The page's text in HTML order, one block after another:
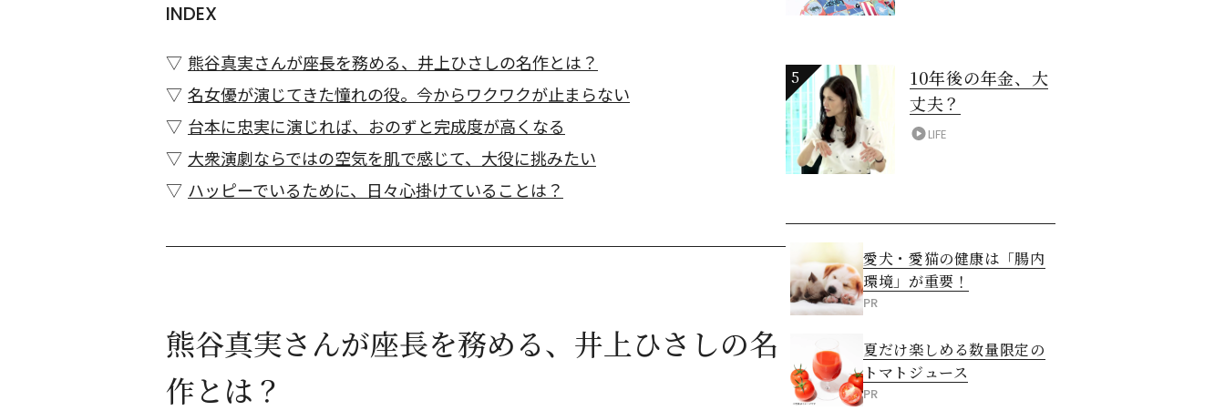
INDEX
熊谷真実さんが座長を務める、井上ひさしの名作とは？
名女優が演じてきた憧れの役。今からワクワクが止まらない
台本に忠実に演じれば、おのずと完成度が高くなる
大衆演劇ならではの空気を肌で感じて、大役に挑みたい
ハッピーでいるために、日々心掛けていることは？
熊谷真実さんが座長を務める、井上ひさしの名
作とは？
5
10年後の年金、大
丈夫？
LIFE
愛犬・愛猫の健康は「腸内
環境」が重要！
PR
夏だけ楽しめる数量限定の
トマトジュース
PR